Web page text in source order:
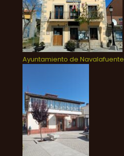
Ayuntamiento de Navalafuente